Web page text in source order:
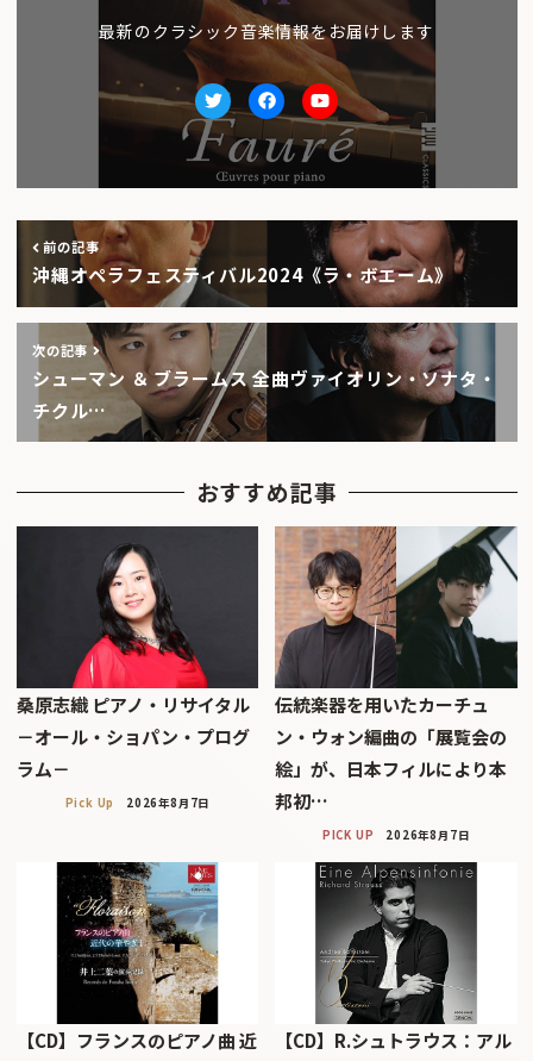
最新のクラシック音楽情報をお届けします
TwitterfacebookYoutube
前の記事
沖縄オペラフェスティバル2024《ラ・ボエーム》
次の記事
シューマン ＆ ブラームス 全曲ヴァイオリン・ソナタ・
チクル…
おすすめ記事
桑原志織 ピアノ・リサイタル
－オール・ショパン・プログ
ラム－
Pick Up 2026年8月7日
伝統楽器を用いたカーチュ
ン・ウォン編曲の「展覧会の
絵」が、日本フィルにより本
邦初…
PICK UP 2026年8月7日
【CD】フランスのピアノ曲 近
【CD】R.シュトラウス：アル